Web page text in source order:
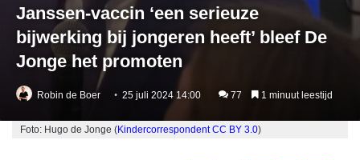
Janssen-vaccin ‘een serieuze
bijwerking bij jongeren heeft’ bleef De
Jonge het promoten
Robin de Boer 25 juli 2024 14:00 77 1 minuut leestijd
Foto: Hugo de Jonge (Kindercorrespondent CC BY 3.0)